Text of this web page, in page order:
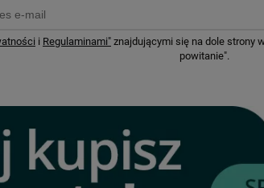
i Regulaminami" znajdującymi się na dole strony
powitanie".